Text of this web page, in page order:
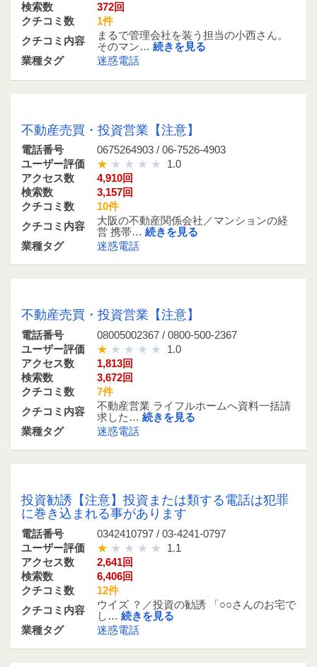
検索数
372回
クチコミ数
1件
クチコミ内容
まるで管理会社を装う担当の小西さん。
そのマン… 続きを見る
業種タグ
迷惑電話
不動産売買・投資営業【注意】
電話番号
0675264903 / 06-7526-4903
ユーザー評価
1.0
アクセス数
4,910回
検索数
3,157回
クチコミ数
10件
クチコミ内容
大阪の不動産関係会社／マンションの経
営 携帯… 続きを見る
業種タグ
迷惑電話
不動産売買・投資営業【注意】
電話番号
08005002367 / 0800-500-2367
ユーザー評価
1.0
アクセス数
1,813回
検索数
3,672回
クチコミ数
7件
クチコミ内容
不動産営業 ライフルホームへ資料一括請
求した… 続きを見る
業種タグ
迷惑電話
投資勧誘【注意】投資または類する電話は犯罪
に巻き込まれる事があります
電話番号
0342410797 / 03-4241-0797
ユーザー評価
1.1
アクセス数
2,641回
検索数
6,406回
クチコミ数
12件
クチコミ内容
ウイズ ？／投資の勧誘 「○○さんのお宅で
し… 続きを見る
業種タグ
迷惑電話